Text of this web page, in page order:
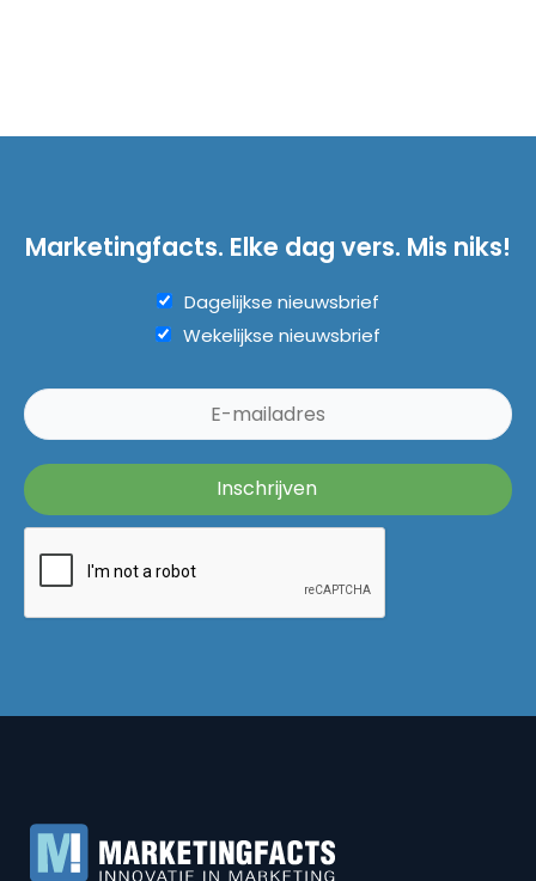
Marketingfacts. Elke dag vers. Mis niks!
Dagelijkse nieuwsbrief
Wekelijkse nieuwsbrief